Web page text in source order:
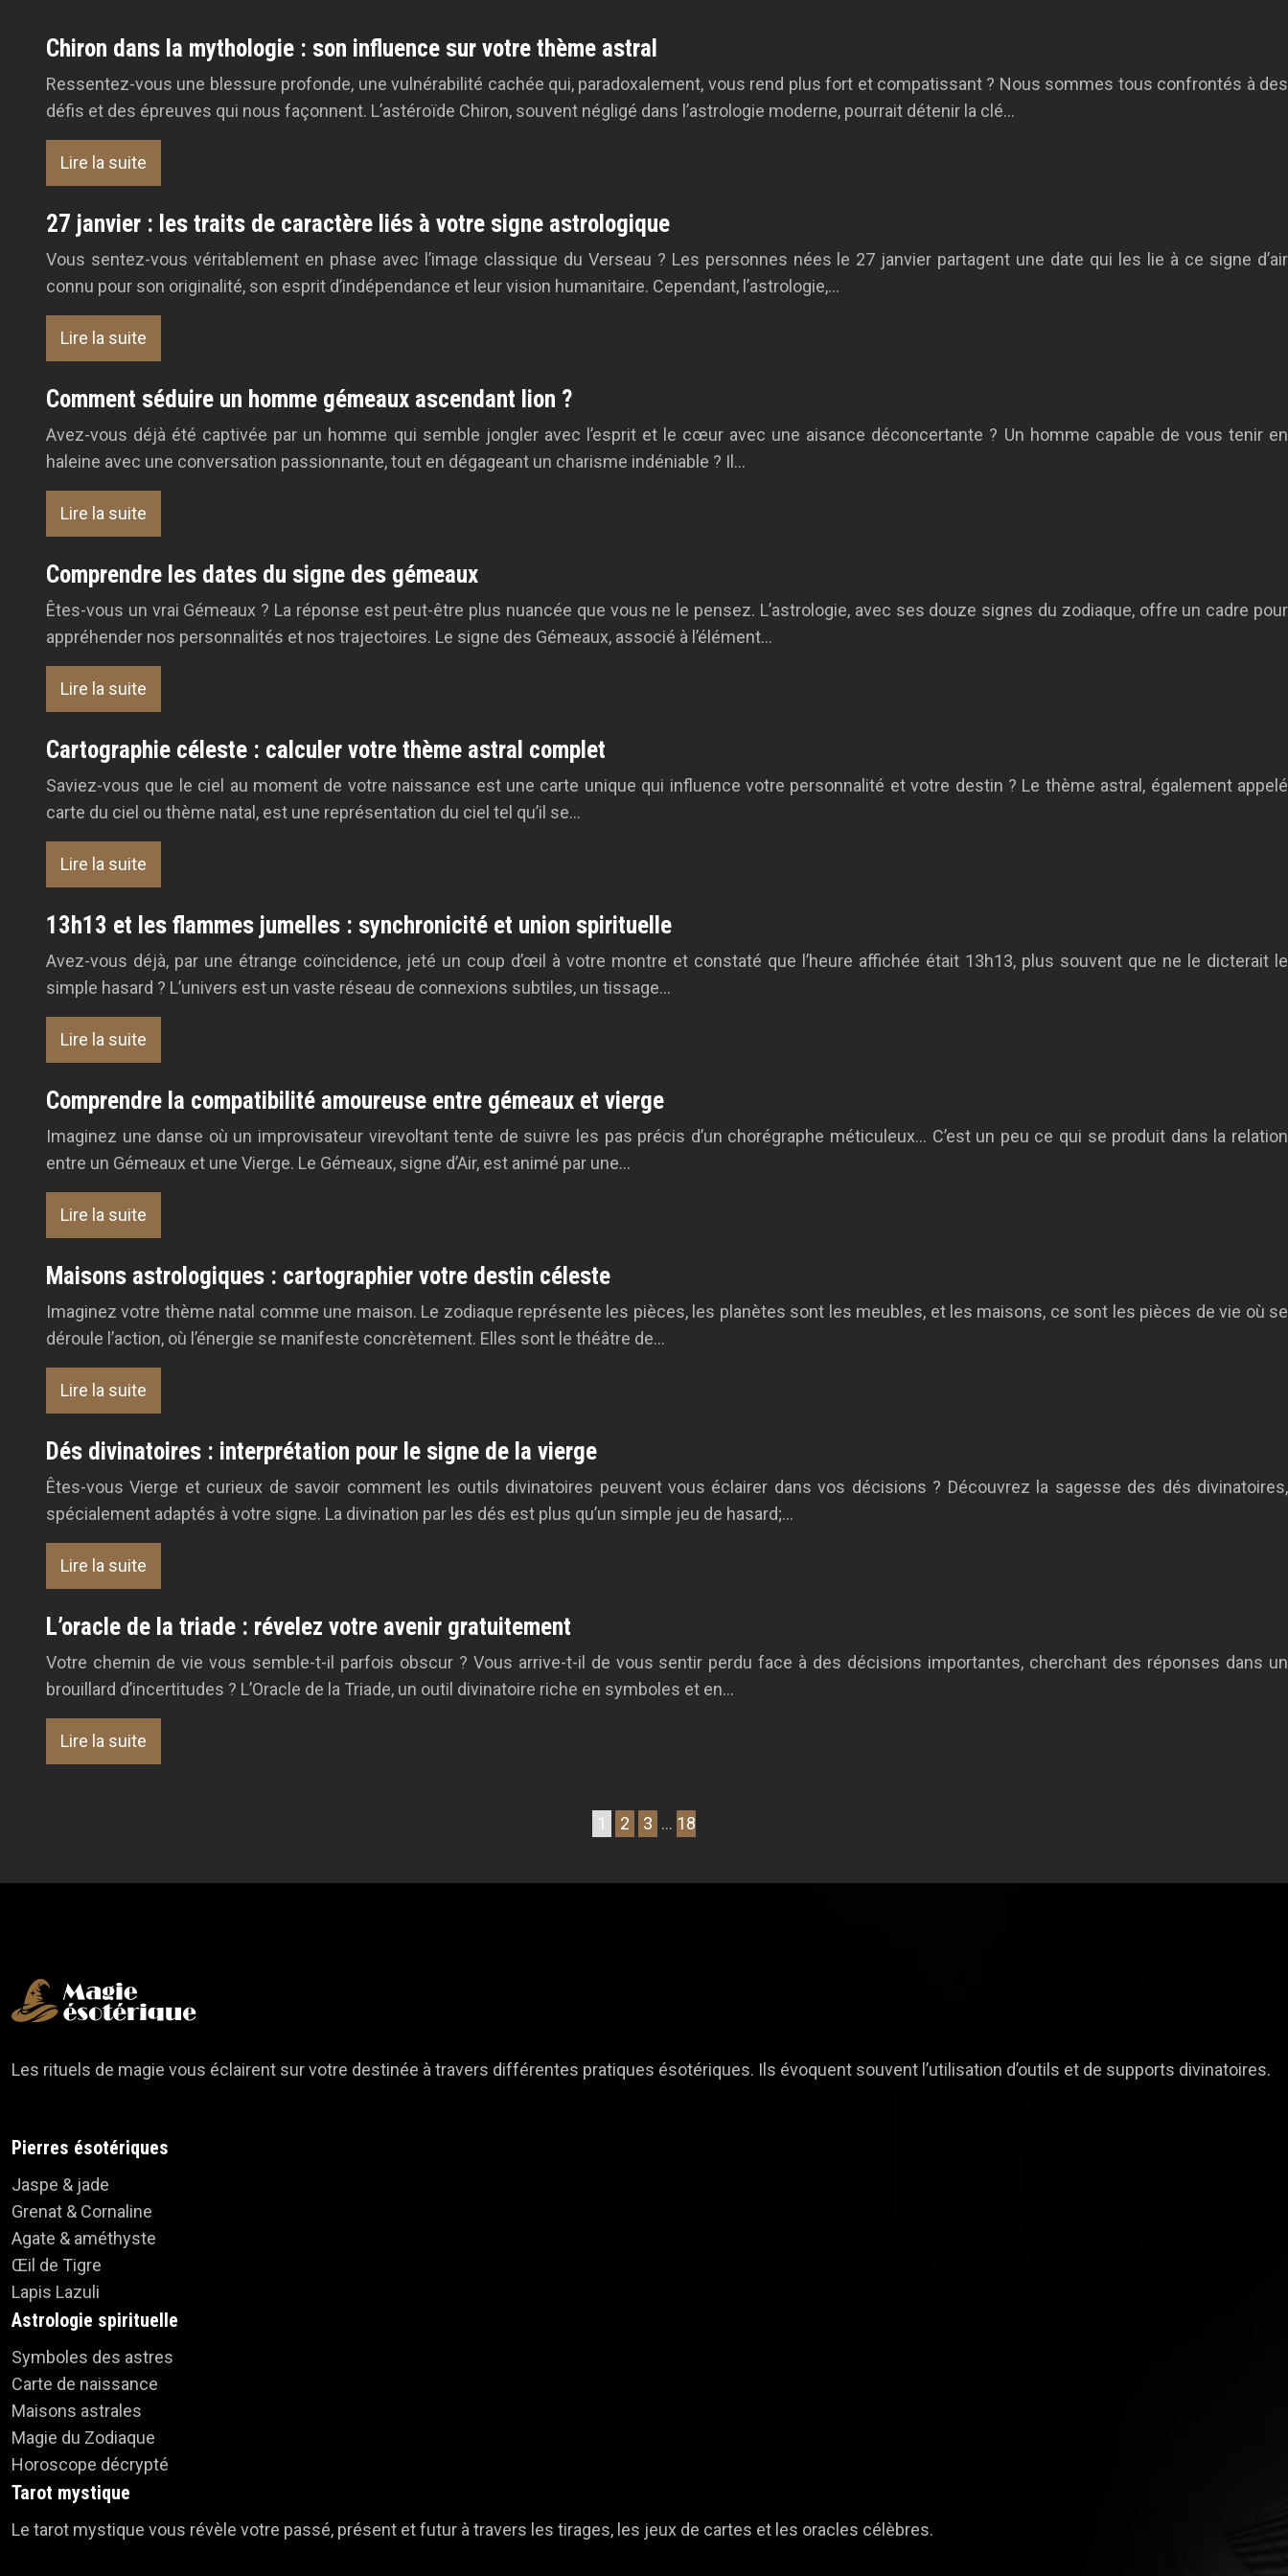
Chiron dans la mythologie : son influence sur votre thème astral
Ressentez-vous une blessure profonde, une vulnérabilité cachée qui, paradoxalement, vous rend plus fort et compatissant ? Nous sommes tous confrontés à des
défis et des épreuves qui nous façonnent. L’astéroïde Chiron, souvent négligé dans l’astrologie moderne, pourrait détenir la clé…
Lire la suite
27 janvier : les traits de caractère liés à votre signe astrologique
Vous sentez-vous véritablement en phase avec l’image classique du Verseau ? Les personnes nées le 27 janvier partagent une date qui les lie à ce signe d’air
connu pour son originalité, son esprit d’indépendance et leur vision humanitaire. Cependant, l’astrologie,…
Lire la suite
Comment séduire un homme gémeaux ascendant lion ?
Avez-vous déjà été captivée par un homme qui semble jongler avec l’esprit et le cœur avec une aisance déconcertante ? Un homme capable de vous tenir en
haleine avec une conversation passionnante, tout en dégageant un charisme indéniable ? Il…
Lire la suite
Comprendre les dates du signe des gémeaux
Êtes-vous un vrai Gémeaux ? La réponse est peut-être plus nuancée que vous ne le pensez. L’astrologie, avec ses douze signes du zodiaque, offre un cadre pour
appréhender nos personnalités et nos trajectoires. Le signe des Gémeaux, associé à l’élément…
Lire la suite
Cartographie céleste : calculer votre thème astral complet
Saviez-vous que le ciel au moment de votre naissance est une carte unique qui influence votre personnalité et votre destin ? Le thème astral, également appelé
carte du ciel ou thème natal, est une représentation du ciel tel qu’il se…
Lire la suite
13h13 et les flammes jumelles : synchronicité et union spirituelle
Avez-vous déjà, par une étrange coïncidence, jeté un coup d’œil à votre montre et constaté que l’heure affichée était 13h13, plus souvent que ne le dicterait le
simple hasard ? L’univers est un vaste réseau de connexions subtiles, un tissage…
Lire la suite
Comprendre la compatibilité amoureuse entre gémeaux et vierge
Imaginez une danse où un improvisateur virevoltant tente de suivre les pas précis d’un chorégraphe méticuleux… C’est un peu ce qui se produit dans la relation
entre un Gémeaux et une Vierge. Le Gémeaux, signe d’Air, est animé par une…
Lire la suite
Maisons astrologiques : cartographier votre destin céleste
Imaginez votre thème natal comme une maison. Le zodiaque représente les pièces, les planètes sont les meubles, et les maisons, ce sont les pièces de vie où se
déroule l’action, où l’énergie se manifeste concrètement. Elles sont le théâtre de…
Lire la suite
Dés divinatoires : interprétation pour le signe de la vierge
Êtes-vous Vierge et curieux de savoir comment les outils divinatoires peuvent vous éclairer dans vos décisions ? Découvrez la sagesse des dés divinatoires,
spécialement adaptés à votre signe. La divination par les dés est plus qu’un simple jeu de hasard;…
Lire la suite
L’oracle de la triade : révelez votre avenir gratuitement
Votre chemin de vie vous semble-t-il parfois obscur ? Vous arrive-t-il de vous sentir perdu face à des décisions importantes, cherchant des réponses dans un
brouillard d’incertitudes ? L’Oracle de la Triade, un outil divinatoire riche en symboles et en…
Lire la suite
1 2 3 … 18
Les rituels de magie vous éclairent sur votre destinée à travers différentes pratiques ésotériques. Ils évoquent souvent l’utilisation d’outils et de supports divinatoires.
Pierres ésotériques
Jaspe & jade
Grenat & Cornaline
Agate & améthyste
Œil de Tigre
Lapis Lazuli
Astrologie spirituelle
Symboles des astres
Carte de naissance
Maisons astrales
Magie du Zodiaque
Horoscope décrypté
Tarot mystique
Le tarot mystique vous révèle votre passé, présent et futur à travers les tirages, les jeux de cartes et les oracles célèbres.